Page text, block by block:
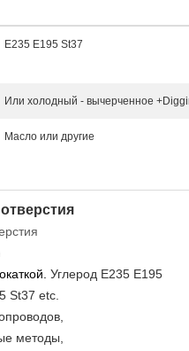
E235 E195 St37
Или холодный - вычерченное
Масло или другие
Углерод E235 E195
St37 etc.
методы,